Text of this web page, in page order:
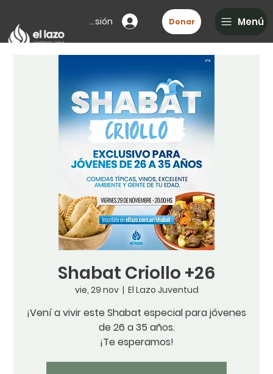
Iniciar sesión Menú
Donar
Shabat Criollo +26
vie, 29 nov
  |
El Lazo Juventud
¡Vení a vivir este Shabat especial para jóvenes
de 26 a 35 años.
¡Te esperamos!